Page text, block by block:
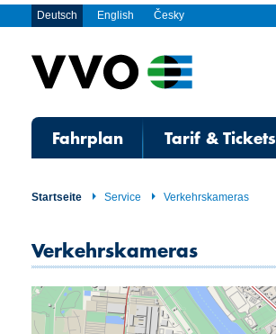
Deutsch English Česky
Fahrplan Tarif & Tickets
Startseite Service Verkehrskameras
Verkehrskameras